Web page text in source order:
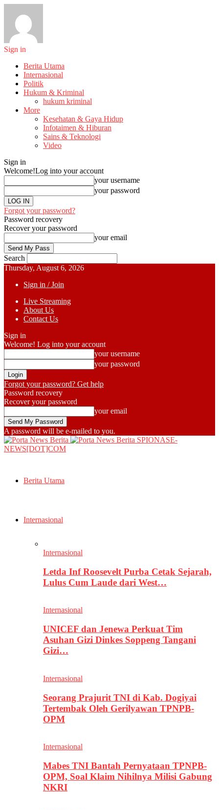
Sign in
Berita Utama
Internasional
Politik
Hukum & Kriminal
hukum kriminal
More
Kesehatan & Gaya Hidup
Infotaimen & Hiburan
Sains & Teknologi
Video
Sign in
Welcome!Log into your account
your username
your password
Forgot your password?
Password recovery
Recover your password
your email
Search
Thursday, August 6, 2026
Sign in / Join
Live Streaming
About Us
Contact Us
Sign in
Welcome! Log into your account
your username
your password
Forgot your password? Get help
Password recovery
Recover your password
your email
A password will be e-mailed to you.
SPIONASE-
NEWS[DOT]COM
Berita Utama
Internasional
Internasional
Letda Inf Roosevelt Purba Cetak Sejarah,
Lulus Cum Laude dari West…
Internasional
UNICEF dan Jenewa Perkuat Tim
Asuhan Gizi Dinkes Soppeng Tangani
Gizi…
Internasional
Seorang Prajurit TNI di Kab. Dogiyai
Tertembak Oleh Gerilyawan TPNPB-
OPM
Internasional
Mabes TNI Bantah Pernyataan TPNPB-
OPM, Soal Klaim Nihilnya Milisi Gabung
NKRI